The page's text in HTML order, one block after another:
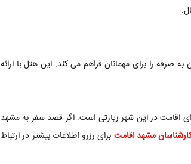
صرفه را برای مهمانان فراهم می کند. این هتل با ارائه
اقامت در این شهر زیارتی است. اگر قصد سفر به مشهد
مشهد اقامت برای رزرو اطلاعات بیشتر در ارتباط